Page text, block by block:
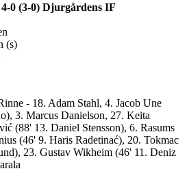
0 (3-0) Djurgårdens IF
(s)
- 18. Adam Stahl, 4. Jacob Une
3. Marcus Danielson, 27. Keita
(88' 13. Daniel Stensson), 6. Rasums
(46' 9. Haris Radetinać), 20. Tokmac
23. Gustav Wikheim (46' 11. Deniz